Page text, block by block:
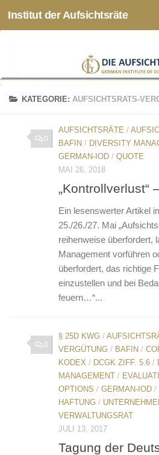
Zum Inhalt springen
Institut der Aufsichtsräte
KATEGORIE:AUFSICHTSRATS-
0
AUFSICHTSRÄTE /
BAFIN / DIVERSITY
GERMAN-IOD / QUOTE
MAI 26, 2018
„Kontrollverlust“
Ein lesenswerter Artikel
25./26./27. Mai
reihenweise überfordert,
Management vorführen
überfordert, das richtige
einzustellen und bei
feuern…“...
0
§ 25D KWG /
VERGÜTUNG / BAFIN /
KODEX / DCGK ZIFF. 5.6 /
MANAGEMENT /
OPTIONS / GERMAN-IOD /
HAFTUNG /
VERWALTUNGSRAT
JULI 13, 2017
Tagung der